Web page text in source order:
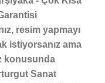
resim yapmayı
istiyorsanız ama
konusunda
Sanat